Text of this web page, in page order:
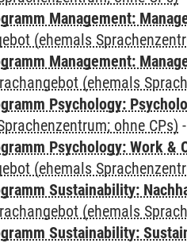
Management:
(ehemals
Management:
(ehemals
Psychology:
ohne CPs) -
Psychology: Work &
(ehemals
Sustainability:
(ehemals
Sustainability: